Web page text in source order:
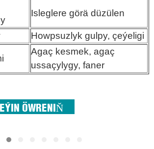
Isleglere görä düzülen
Howpsuzlyk gulpy, çeýeligi
Agaç kesmek, agaç
ussaçylygy, faner
ÖWRENIŇ
ulanylyş gerimi